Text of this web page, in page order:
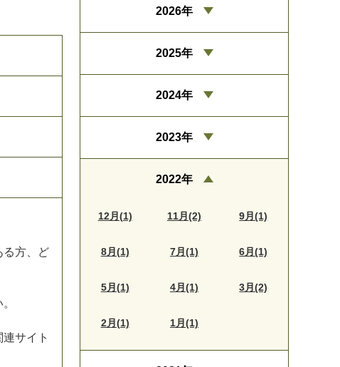
る方
ど
。
連サイ ト
2026年
2025年
2024年
2023年
2022年
12月(1) 11月(2) 9月(1)
8月(1) 7月(1) 6月(1)
5月(1) 4月(1) 3月(2)
2月(1) 1月(1)